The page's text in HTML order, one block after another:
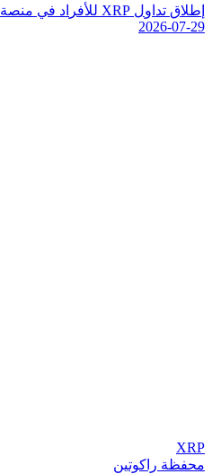
طلق تد ول XRP للفر د في منصة
2026-07-29
XRP
محفظة راكوتين